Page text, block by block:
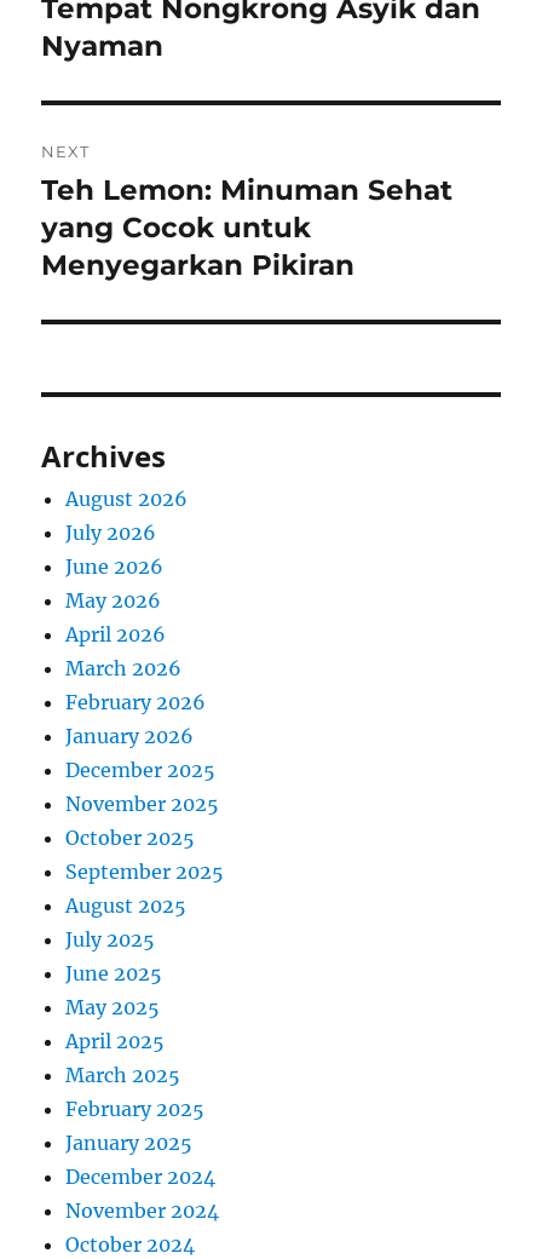
Tempat Nongkrong Asyik dan
Nyaman
NEXT
Next
post:
Teh Lemon: Minuman Sehat
yang Cocok untuk
Menyegarkan Pikiran
Archives
August 2026
July 2026
June 2026
May 2026
April 2026
March 2026
February 2026
January 2026
December 2025
November 2025
October 2025
September 2025
August 2025
July 2025
June 2025
May 2025
April 2025
March 2025
February 2025
January 2025
December 2024
November 2024
October 2024